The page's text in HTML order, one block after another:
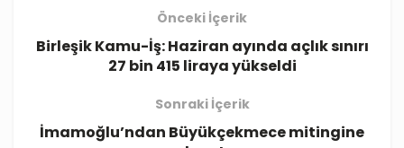
Önceki İçerik
Birleşik Kamu-İş: Haziran ayında açlık sınırı
27 bin 415 liraya yükseldi
Sonraki İçerik
İmamoğlu’ndan Büyükçekmece mitingine